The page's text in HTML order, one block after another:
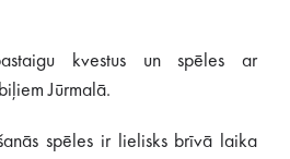
kvestus un spēles ar
Jūrmalā.
spēles ir lielisks brīvā laika